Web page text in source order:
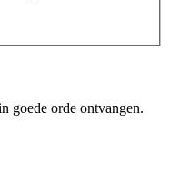
goede orde ontvangen.